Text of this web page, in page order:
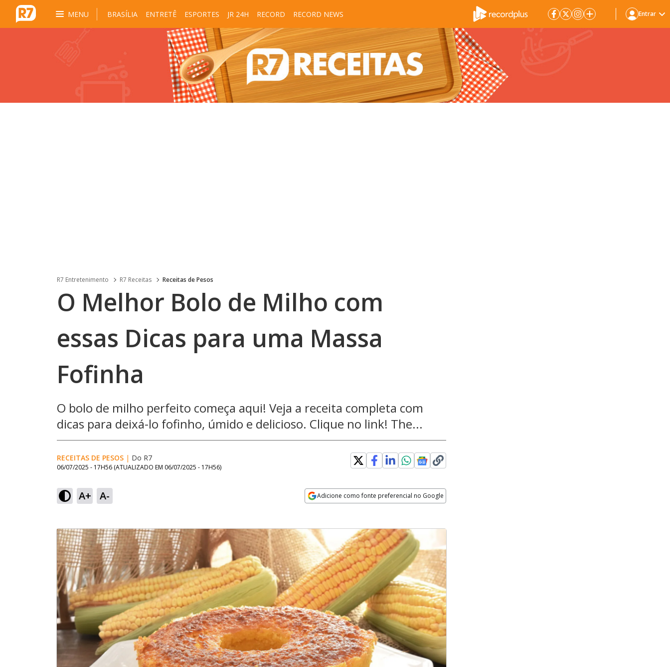
MENU BRASÍLIA ENTRETÊ ESPORTES JR 24H RECORD RECORD NEWS Entrar
R7 Entretenimento R7 Receitas Receitas de Pesos
O Melhor Bolo de Milho com
essas Dicas para uma Massa
Fofinha
O bolo de milho perfeito começa aqui! Veja a receita completa com
dicas para deixá-lo fofinho, úmido e delicioso. Clique no link! The...
RECEITAS DE PESOS | Do R7
06/07/2025 - 17H56 (ATUALIZADO EM 06/07/2025 - 17H56)
A+ A- Adicione como fonte preferencial no Google